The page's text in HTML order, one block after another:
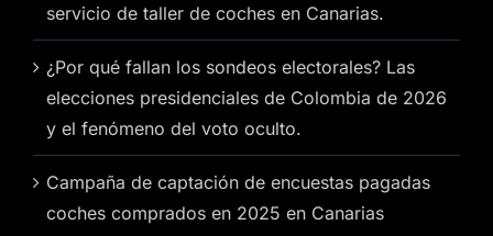
servicio de taller de coches en Canarias.
¿Por qué fallan los sondeos electorales? Las
elecciones presidenciales de Colombia de 2026
y el fenómeno del voto oculto.
Campaña de captación de encuestas pagadas
coches comprados en 2025 en Canarias